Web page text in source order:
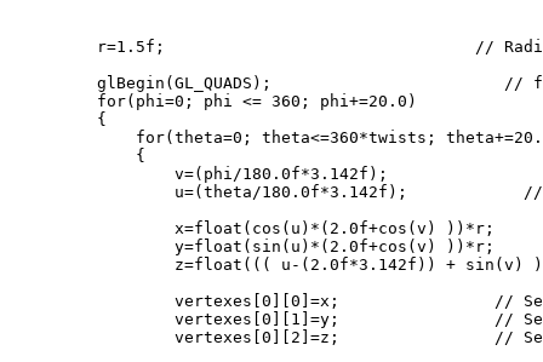
r=1.5f;                                //
glBegin(GL_QUADS);                        //
for(phi=0; phi <= 360; phi+=20.0)
    {
for(theta=0; theta<=360*twists;
        {
v=(phi/180.0f*3.142f);
u=(theta/180.0f*3.142f);
x=float(cos(u)*(2.0f+cos(v) ))*r;
y=float(sin(u)*(2.0f+cos(v) ))*r;
z=float((( u-(2.0f*3.142f)) + sin(v)
vertexes[0][0]=x;                //
vertexes[0][1]=y;                //
vertexes[0][2]=z;                //